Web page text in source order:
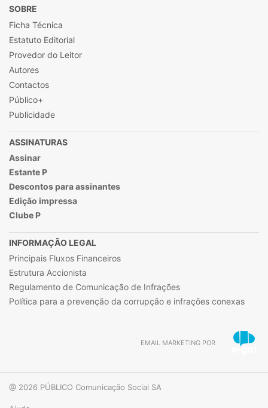
SOBRE
Ficha Técnica
Estatuto Editorial
Provedor do Leitor
Autores
Contactos
Público+
Publicidade
ASSINATURAS
Assinar
Estante P
Descontos para assinantes
Edição impressa
Clube P
INFORMAÇÃO LEGAL
Principais Fluxos Financeiros
Estrutura Accionista
Regulamento de Comunicação de Infrações
Política para a prevenção da corrupção e infrações conexas
EMAIL MARKETING POR
@ 2026 PÚBLICO Comunicação Social SA